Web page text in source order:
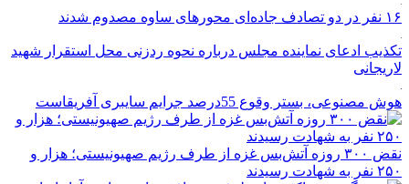
۱۶ نفر در دو تصادف جاده‌ای محورهای ساوه مصدوم شدند
تکذیب ادعای نماینده مجلس درباره نحوه ردزنی محل استقرار شهید
لاریجانی
هوش مصنوعی، بستر وقوع 55درصد جرایم سایبری آفریقاست
نقض ۳۰۰ روزه آتش‌بس غزه از طرف رژیم صهیونیستی؛ هزار و
۲۵۰ نفر به شهادت رسیدند